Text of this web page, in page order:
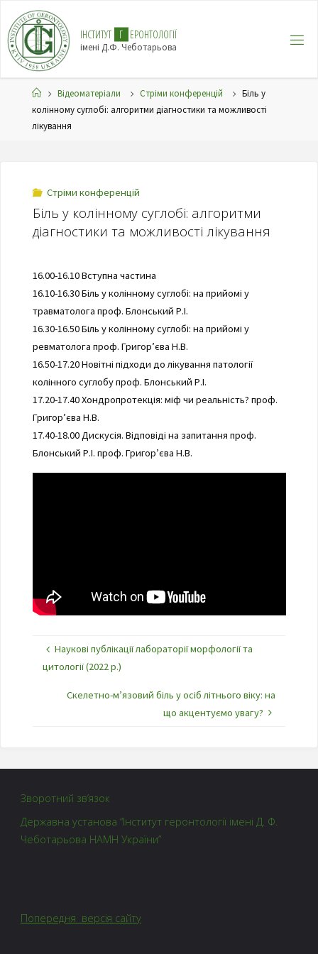
ІНСТИТУТ Г ЕРОНТОЛОГІЇ
імені Д.Ф. Чеботарьова
Відеоматеріали Стріми конференцій
Біль у
колінному суглобі: алгоритми діагностики та можливості
лікування
Стріми конференцій
Біль у колінному суглобі: алгоритми
діагностики та можливості лікування
16.00-16.10 Вступна частина
16.10-16.30 Біль у колінному суглобі: на прийомі у
травматолога проф. Блонський Р.І.
16.30-16.50 Біль у колінному суглобі: на прийомі у
ревматолога проф. Григор’єва Н.В.
16.50-17.20 Новітні підходи до лікування патології
колінного суглобу проф. Блонський Р.І.
17.20-17.40 Хондропротекція: міф чи реальність? проф.
Григор’єва Н.В.
17.40-18.00 Дискусія. Відповіді на запитання проф.
Блонський Р.І. проф. Григор’єва Н.В.
Наукові публікації лабораторії морфології та
цитології (2022 р.)
Скелетно-м’язовий біль у осіб літнього віку: на
що акцентуємо увагу?
Зворотний зв’язок
Державна установа “Інститут геронтології імені Д. Ф.
Чеботарьова НАМН України”
Попередня версія сайту